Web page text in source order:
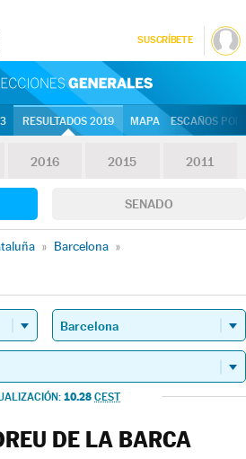
SUSCRÍBETE
RESULTADOS 2019 MAPA ESCAÑOS
2016 2015 2011
SENADO
» Barcelona »
10.28 CEST
DE LA BARCA